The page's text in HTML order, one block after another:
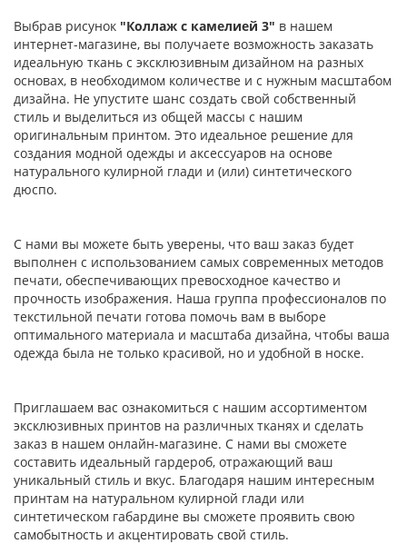
Выбрав рисунок "Коллаж с камелией 3" в нашем
интернет-магазине, вы получаете возможность заказать
идеальную ткань с эксклюзивным дизайном на разных
основах, в необходимом количестве и с нужным масштабом
дизайна. Не упустите шанс создать свой собственный
стиль и выделиться из общей массы с нашим
оригинальным принтом. Это идеальное решение для
создания модной одежды и аксессуаров на основе
натурального кулирной глади и (или) синтетического
дюспо.
С нами вы можете быть уверены, что ваш заказ будет
выполнен с использованием самых современных методов
печати, обеспечивающих превосходное качество и
прочность изображения. Наша группа профессионалов по
текстильной печати готова помочь вам в выборе
оптимального материала и масштаба дизайна, чтобы ваша
одежда была не только красивой, но и удобной в носке.
Приглашаем вас ознакомиться с нашим ассортиментом
эксклюзивных принтов на различных тканях и сделать
заказ в нашем онлайн-магазине. С нами вы сможете
составить идеальный гардероб, отражающий ваш
уникальный стиль и вкус. Благодаря нашим интересным
принтам на натуральном кулирной глади или
синтетическом габардине вы сможете проявить свою
самобытность и акцентировать свой стиль.